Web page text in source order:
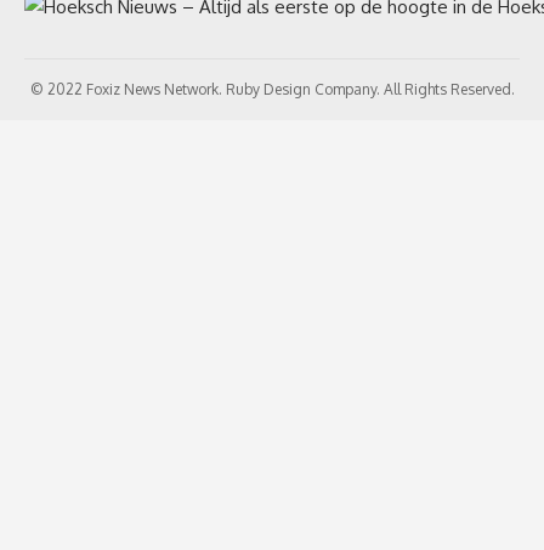
© 2022 Foxiz News Network. Ruby Design Company. All Rights Reserved.